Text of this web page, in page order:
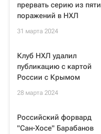
прервать серию из пяти
поражений в НХЛ
31 марта 2024
Клуб НХЛ удалил
публикацию с картой
России с Крымом
28 марта 2024
Российский форвард
"Сан-Хосе" Барабанов